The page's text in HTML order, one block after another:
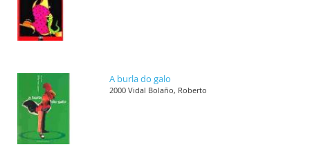
A burla do galo
2000 Vidal Bolaño, Roberto